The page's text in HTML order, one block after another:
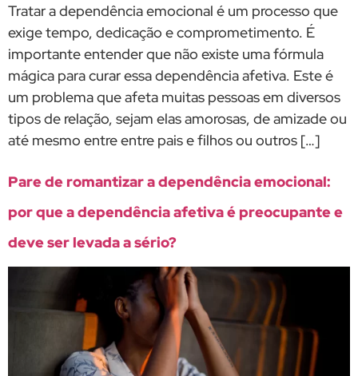
Tratar a dependência emocional é um processo que
exige tempo, dedicação e comprometimento. É
importante entender que não existe uma fórmula
mágica para curar essa dependência afetiva. Este é
um problema que afeta muitas pessoas em diversos
tipos de relação, sejam elas amorosas, de amizade ou
até mesmo entre entre pais e filhos ou outros […]
Pare de romantizar a dependência emocional:
por que a dependência afetiva é preocupante e
deve ser levada a sério?